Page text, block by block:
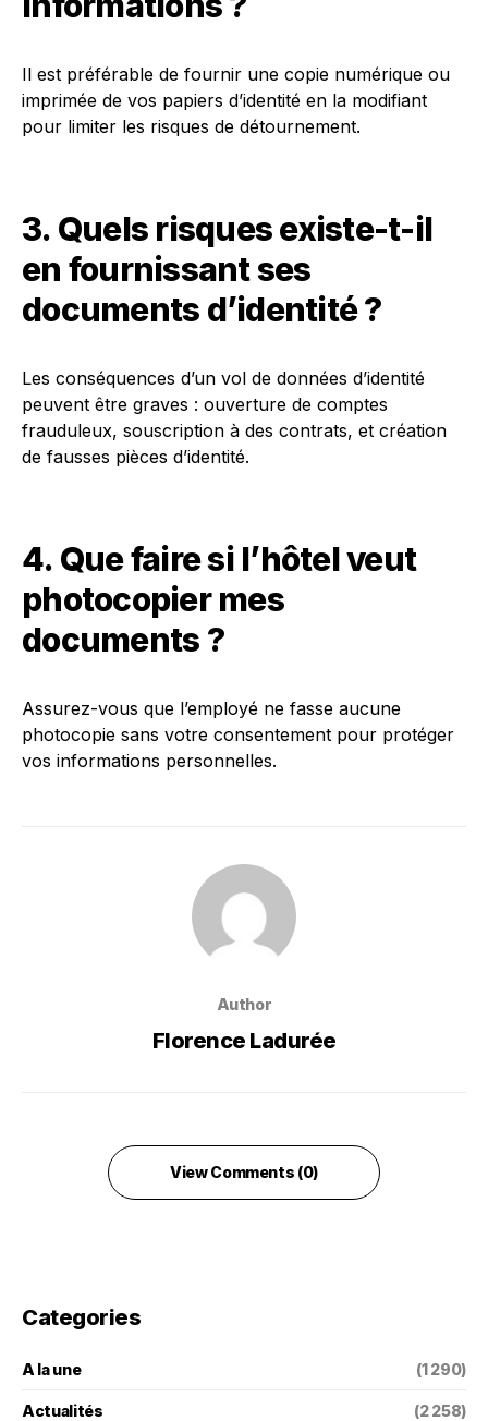
Il est préférable de fournir une copie numérique ou
imprimée de vos papiers d’identité en la modifiant
pour limiter les risques de détournement.
3. Quels risques existe-t-il
en fournissant ses
documents d’identité ?
Les conséquences d’un vol de données d’identité
peuvent être graves : ouverture de comptes
frauduleux, souscription à des contrats, et création
de fausses pièces d’identité.
4. Que faire si l’hôtel veut
photocopier mes
documents ?
Assurez-vous que l’employé ne fasse aucune
photocopie sans votre consentement pour protéger
vos informations personnelles.
Author
Florence Ladurée
View Comments (0)
Categories
A la une (1 290)
Actualités (2 258)